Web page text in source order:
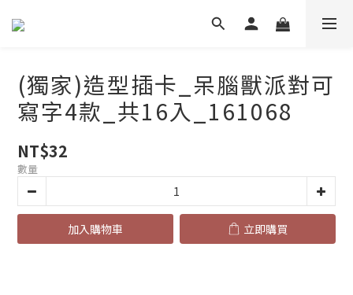
(獨家)造型插卡_呆腦獸派對可
寫字4款_共16入_161068
NT$32
數量
加入購物車 立即購買